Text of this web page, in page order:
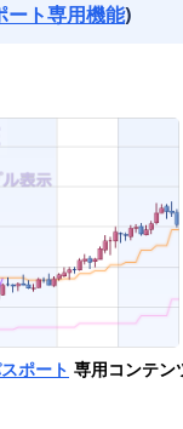
ート専用機能)
ポート 専用コンテン